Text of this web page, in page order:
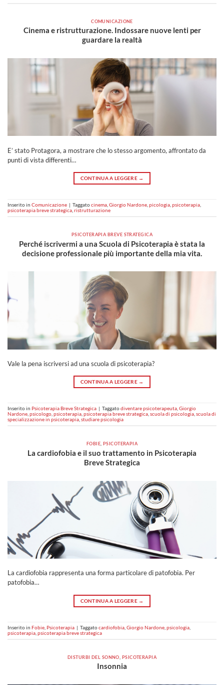
COMUNICAZIONE
Cinema e ristrutturazione. Indossare nuove lenti per
guardare la realtà
E’ stato Protagora, a mostrare che lo stesso argomento, affrontato da
punti di vista differenti…
CONTINUA A LEGGERE →
Inserito in Comunicazione | Taggatocinema Giorgio Nardone picologia psicoterapia
psicoterapia breve strategica ristrutturazione
PSICOTERAPIA BREVE STRATEGICA
Perché iscrivermi a una Scuola di Psicoterapia è stata la
decisione professionale più importante della mia vita.
Vale la pena iscriversi ad una scuola di psicoterapia?
CONTINUA A LEGGERE →
Inserito in Psicoterapia Breve Strategica | Taggatodiventare psicoterapeuta Giorgio
Nardone psicologo psicoterapia psicoterapia breve strategica scuola di psicologia scuola di
specializzazione in psicoterapia studiare psicologia
FOBIE, PSICOTERAPIA
La cardiofobia e il suo trattamento in Psicoterapia
Breve Strategica
La cardiofobia rappresenta una forma particolare di patofobia. Per
patofobia…
CONTINUA A LEGGERE →
Inserito in Fobie Psicoterapia | Taggatocardiofobia Giorgio Nardone psicologia
psicoterapia psicoterapia breve strategica
DISTURBI DEL SONNO PSICOTERAPIA
Insonnia